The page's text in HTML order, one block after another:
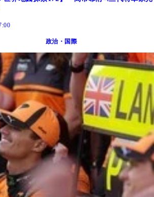
政治・国際